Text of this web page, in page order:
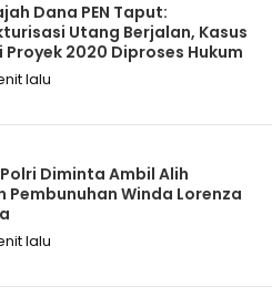
Dana PEN Taput:
Utang Berjalan, Kasus
Proyek 2020 Diproses Hukum
lalu
Diminta Ambil Alih
Pembunuhan Winda Lorenza
lalu